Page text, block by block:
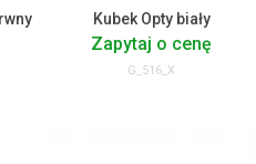
Kubek Opty biały
Zapytaj o cenę
G_516_X